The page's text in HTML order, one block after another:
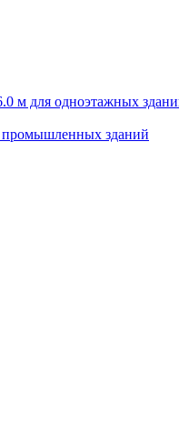
м для одноэтажных
промышленных зданий